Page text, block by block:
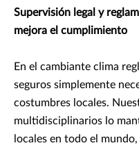
Supervisión legal y
mejora el cumplimiento
En el cambiante clima
seguros simplemente
costumbres locales.
multidisciplinarios lo
locales en todo el